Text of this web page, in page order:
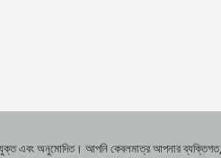
এবং অনুমোদিত। আপনি কেবলমাত্র আপনার ব্যক্তিগত,